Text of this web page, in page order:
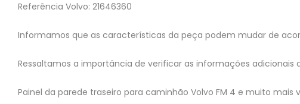
Referência Volvo: 21646360
Informamos que as características da peça podem mudar de
Ressaltamos a importância de verificar as informações
Painel da parede traseiro para caminhão Volvo FM 4 e muito mais